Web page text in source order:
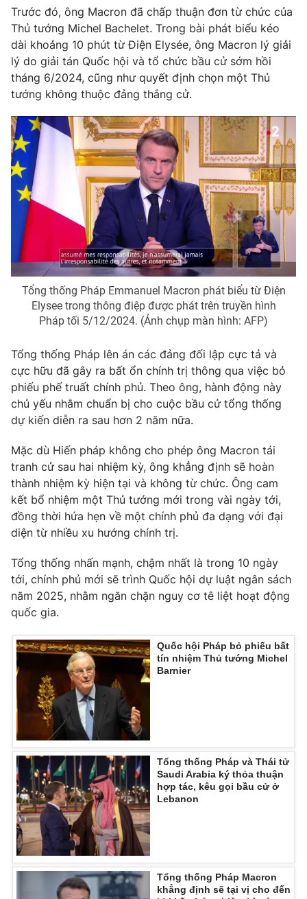
Hậu trường
Nhân vật
Khán giả
Giải sao mai
Điện ảnh
Âm nhạc
Sao
Đời sống
Du lịch
Làm đẹp
Chất lượng cuộc sống
Giáo dục
Tuyển sinh
Học trực tuyến
Hitech Công nghệ tương lai
Sản phẩm
Thị trường
Tư vấn
Giao lưu trực tuyến
Lịch phát sóng
Chuyên mục khác
Emagazine Podcast
Photo Infographic
Video Shorts video
VTV Money VTV Thể thao
VTV Sức khoẻ Bất động sản
Thị trường 24h Tấm lòng Việt
VTV4 Vươn mình bằng AI
Liên hệ tòa soạn English
THỜI BÁO VTV
Theo dõi báo trên
Cơ quan chủ quản:
Đài Truyền hình Việt Nam
Cơ quan báo chí:Thời báo VTV
Giấy phép hoạt động báo in và báo điện tử số 483/GP-BTTTT
cấp ngày 29/12/2023
Tổng Biên tập:Vũ Thanh Thủy
Phó Tổng Biên tập:Nguyễn Thị Mỹ Hạnh, Phạm Quốc Thắng,
Nguyễn Trọng Ninh
Tổng đài VTV:024.38 355 931 - 024.38 355 932
Trước đó, ông Macron đã chấp thuận đơn từ chức của
Thủ tướng Michel Bachelet. Trong bài phát biểu kéo
dài khoảng 10 phút từ Điện Elysée, ông Macron lý giải
lý do giải tán Quốc hội và tổ chức bầu cử sớm hồi
tháng 6/2024, cũng như quyết định chọn một Thủ
tướng không thuộc đảng thắng cử.
Tổng thống Pháp Emmanuel Macron phát biểu từ Điện
Elysee trong thông điệp được phát trên truyền hình
Pháp tối 5/12/2024. (Ảnh chụp màn hình: AFP)
Tổng thống Pháp lên án các đảng đối lập cực tả và
cực hữu đã gây ra bất ổn chính trị thông qua việc bỏ
phiếu phế truất chính phủ. Theo ông, hành động này
chủ yếu nhằm chuẩn bị cho cuộc bầu cử tổng thống
dự kiến diễn ra sau hơn 2 năm nữa.
Mặc dù Hiến pháp không cho phép ông Macron tái
tranh cử sau hai nhiệm kỳ, ông khẳng định sẽ hoàn
thành nhiệm kỳ hiện tại và không từ chức. Ông cam
kết bổ nhiệm một Thủ tướng mới trong vài ngày tới,
đồng thời hứa hẹn về một chính phủ đa dạng với đại
diện từ nhiều xu hướng chính trị.
Tổng thống nhấn mạnh, chậm nhất là trong 10 ngày
tới, chính phủ mới sẽ trình Quốc hội dự luật ngân sách
năm 2025, nhằm ngăn chặn nguy cơ tê liệt hoạt động
quốc gia.
Quốc hội Pháp bỏ phiếu bất
tín nhiệm Thủ tướng Michel
Barnier
Tổng thống Pháp và Thái tử
Saudi Arabia ký thỏa thuận
hợp tác, kêu gọi bầu cử ở
Lebanon
Tổng thống Pháp Macron
khẳng định sẽ tại vị cho đến